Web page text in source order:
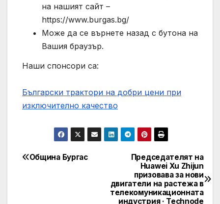
на нашият сайт –
https://www.burgas.bg/
Може да се върнете назад с бутона на
Вашия браузър.
Наши спонсори са:
Български трактори на добри цени при
изключително качество
Post
Председателят на
Huawei Xu Zhijun
призовава за нови
двигатели на растежа в
телекомуникационната
индустрия · Technode
Община Бургас